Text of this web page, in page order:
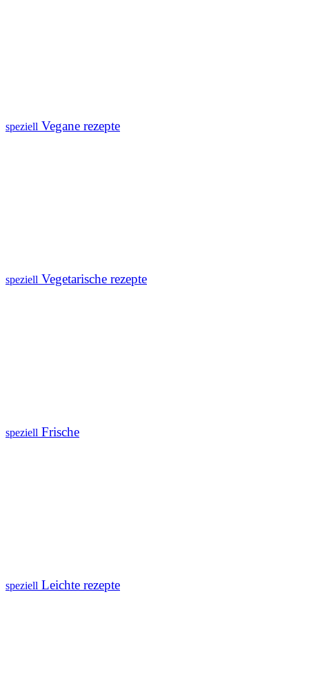
speziell Vegane rezepte
speziell Vegetarische rezepte
speziell Frische
speziell Leichte rezepte